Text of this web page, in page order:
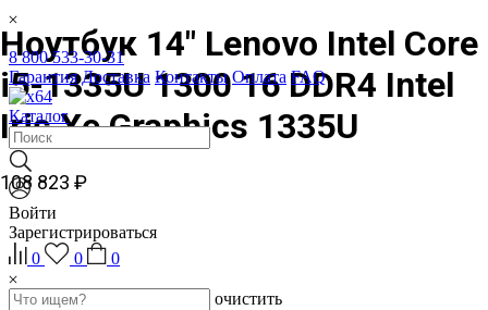
8 800 533-30-31
Гарантия Доставка Контакты Оплата FAQ
Каталог
Войти
Зарегистрироваться
0
0 0
очистить
Ноутбук 14" Lenovo Intel Core
i5-1335U 1300 16 DDR4 Intel
Iris Xe Graphics 1335U
108 823 ₽